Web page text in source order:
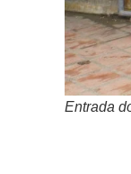
Entrada